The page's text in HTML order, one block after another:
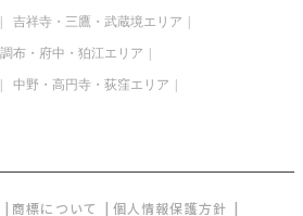
吉祥寺・三鷹・武蔵境エリア
調布・府中・狛江エリア
中野・高円寺・荻窪エリア
商標について 個人情報保護方針